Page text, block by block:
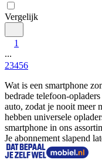
Vergelijk
1
...
23456
Wat is een smartphone
bedrade telefoon-
auto, zodat je nooit meer
hebben universele
smartphone in ons
Je abonnement slapend